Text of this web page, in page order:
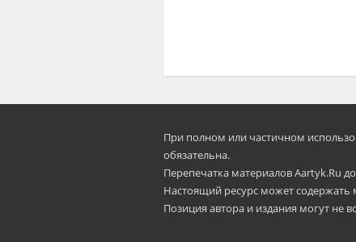
При полном или частичном
oбязательна.
Перепечатка материалов Aartyk.Ru
Настоящий ресурс может содержать
Позиция автора и издания могут не